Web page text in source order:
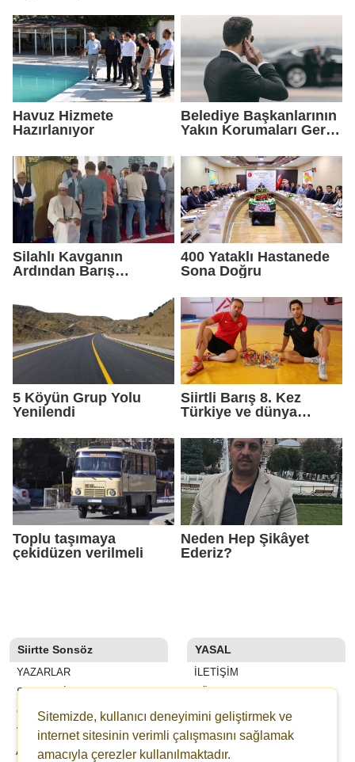
Havuz Hizmete
Hazırlanıyor
Belediye Başkanlarının
Yakın Korumaları Geri
Silahlı Kavganın
Ardından Barış
400 Yataklı Hastanede
Sona Doğru
5 Köyün Grup Yolu
Yenilendi
Siirtli Barış 8. Kez
Türkiye ve dünya
Toplu taşımaya
çekidüzen verilmeli
Neden Hep Şikâyet
Ederiz?
Siirtte Sonsöz
YAZARLAR
SON DAKİKA
GALERİLER
VİDEOLAR
ANKETLER
YASAL
İLETIŞIM
KÜNYE
YAYIN İLKELERI
KURALLAR
GIZLILIK
Sitemizde, kullanıcı deneyimini geliştirmek ve
internet sitesinin verimli çalışmasını sağlamak
amacıyla çerezler kullanılmaktadır.